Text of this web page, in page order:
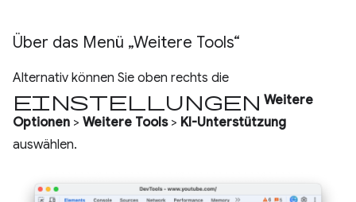
Über das Menü „Weitere Tools“
Alternativ können Sie oben rechts die
Einstellungen Weitere
Optionen > Weitere Tools> KI-Unterstützung
auswählen.